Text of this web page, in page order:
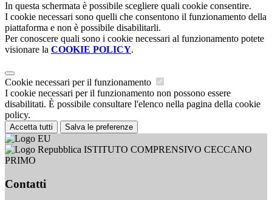
In questa schermata è possibile scegliere quali cookie consentire.
I cookie necessari sono quelli che consentono il funzionamento della
piattaforma e non è possibile disabilitarli.
Per conoscere quali sono i cookie necessari al funzionamento potete
visionare la COOKIE POLICY.
Cookie necessari per il funzionamento
I cookie necessari per il funzionamento non possono essere
disabilitati. È possibile consultare l'elenco nella pagina della cookie
policy.
Accetta tutti Salva le preferenze
ISTITUTO COMPRENSIVO CECCANO
PRIMO
Contatti